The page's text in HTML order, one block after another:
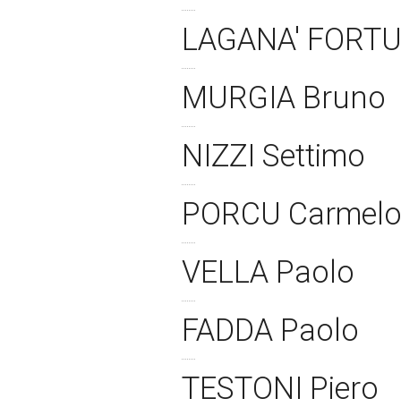
LAGANA'
MURGIA Bruno
NIZZI Settimo
PORCU
VELLA Paolo
FADDA Paolo
TESTONI Piero